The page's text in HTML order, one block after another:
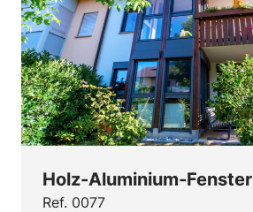
Holz-Aluminium-Fenster
Ref. 0077